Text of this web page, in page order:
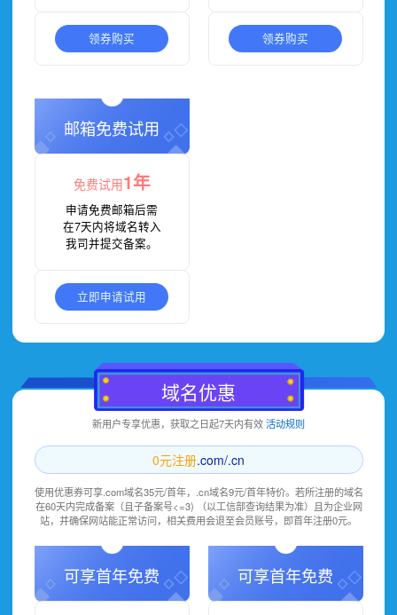
领券购买 领券购买
邮箱免费试用
免费试用1年
申请免费邮箱后需
在7天内将域名转入
我司并提交备案。
立即申请试用
域名优惠
新用户专享优惠，获取之日起7天内有效活动规则
0元注册.com/.cn
使用优惠券可享.com域名35元/首年，.cn域名9元/首年特价。若所注册的域名
在60天内完成备案（且子备案号<=3) （以工信部查询结果为准）且为企业网
站，并确保网站能正常访问，相关费用会退至会员账号，即首年注册0元。
可享首年免费 可享首年免费